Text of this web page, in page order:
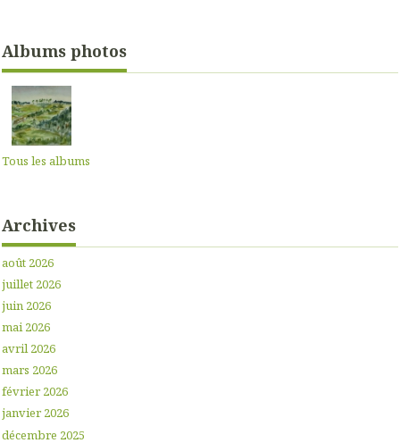
Albums photos
Tous les albums
Archives
août 2026
juillet 2026
juin 2026
mai 2026
avril 2026
mars 2026
février 2026
janvier 2026
décembre 2025